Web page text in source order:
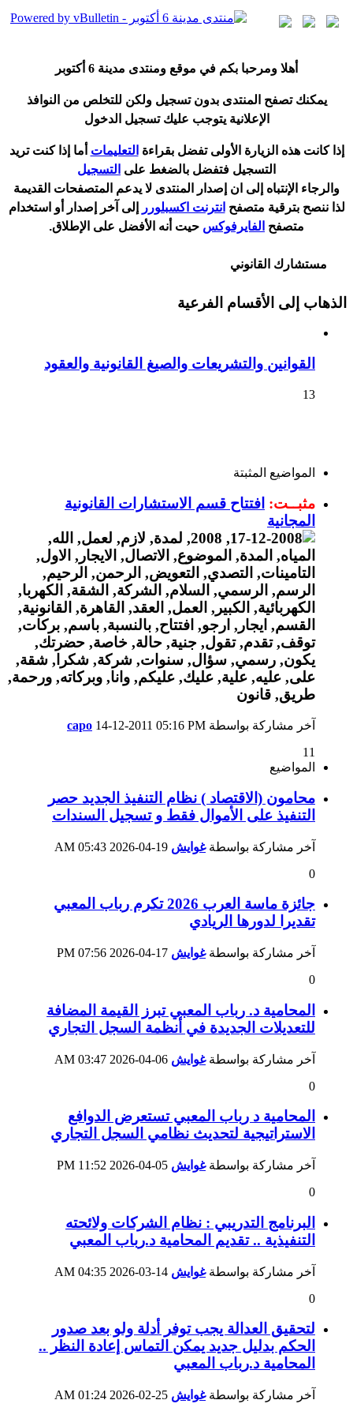
هلا ومرحبا بكم في موقع ومنتدى مدينة 6 أكتوبر
يمكنك تصفح المنتدى بدون تسجيل ولكن للتخلص من النوافذ
الإعلانية يتوجب عليك تسجيل الدخول
إذا كانت هذه الزيارة الأولى تفضل بقراءة التعليمات ما إذا كنت تريد
التسجيل فتفضل بالضغط على التسجيل
والرجاء الإنتباه إلى ان إصدار المنتدى لا يدعم المتصفحات القديمة
لذا ننصح بترقية متصفح انترنت اكسبلورر إلى آخر إصدار أو استخدام
متصفح الفايرفوكس حيت نه الأفضل على الإطلاق.
مستشارك القانوني
الذهاب إلى الأقسام الفرعية
القوانين والتشريعات والصيغ القانونية والعقود
13
المواضيع المثبتة
مثبــت: افتتاح قسم الاستشارات القانونية
المجانية
آخر مشاركة بواسطة capo 14-12-2011 05:16 PM
11
المواضيع
محامون (الاقتصاد ) نظام التنفيذ الجديد حصر
التنفيذ على الأموال فقط و تسجيل السندات
آخر مشاركة بواسطةغوايش
05:43 AM
0
جائزة ماسة العرب 2026 تكرم رباب المعبي
تقديرا لدورها الريادي
آخر مشاركة بواسطةغوايش
07:56 PM
0
المحامية د. رباب المعبي تبرز القيمة المضافة
للتعديلات الجديدة في أنظمة السجل التجاري
آخر مشاركة بواسطةغوايش
03:47 AM
0
المحامية د رباب المعبي تستعرض الدوافع
الاستراتيجية لتحديث نظامي السجل التجاري
آخر مشاركة بواسطةغوايش
11:52 PM
0
البرنامج التدريبي : نظام الشركات ولائحته
التنفيذية .. تقديم المحامية د.رباب المعبي
آخر مشاركة بواسطةغوايش
04:35 AM
0
لتحقيق العدالة يجب توفر أدلة ولو بعد صدور
الحكم بدليل جديد يمكن التماس إعادة النظر ..
المحامية د.رباب المعبي
آخر مشاركة بواسطةغوايش
01:24 AM